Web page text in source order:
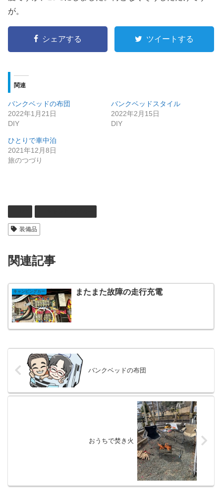
が。
シェアする ツイートする
関連
バンクベッドの布団
2022年1月21日
DIY
バンクベッドスタイル
2022年2月15日
DIY
ひとりで車中泊
2021年12月8日
旅のつづり
装備品
関連記事
キャンピングカー またまた故障の走行充電
バンクベッドの布団
おうちで焚き火